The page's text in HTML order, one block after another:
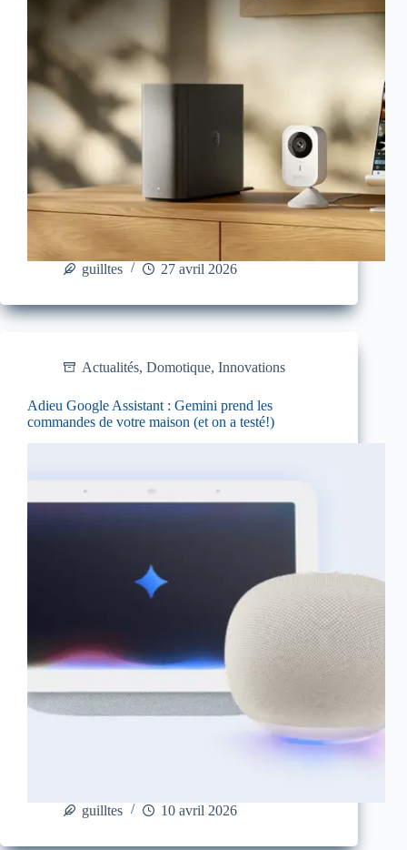
guilltes 27 avril 2026
Actualités, Domotique, Innovations
Adieu Google Assistant : Gemini prend les
commandes de votre maison (et on a testé!)
guilltes 10 avril 2026